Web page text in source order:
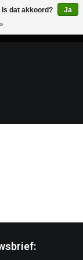
dat akkoord?
Ja